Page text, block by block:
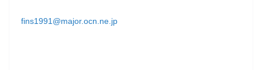
fins1991@major.ocn.ne.jp